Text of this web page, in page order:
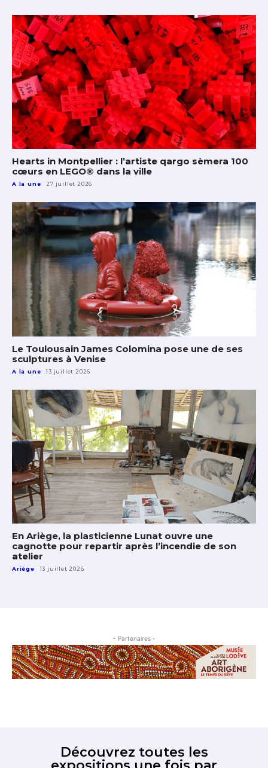
Hearts in Montpellier : l’artiste qargo sèmera 100
cœurs en LEGO® dans la ville
A la une 27 juillet 2026
Le Toulousain James Colomina pose une de ses
sculptures à Venise
A la une 13 juillet 2026
En Ariège, la plasticienne Lunat ouvre une
cagnotte pour repartir après l’incendie de son
atelier
Ariège 13 juillet 2026
- Partenaires -
Découvrez toutes les